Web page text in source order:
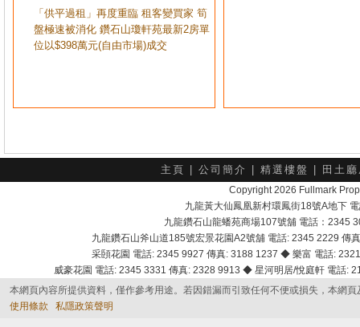
「供平過租」再度重臨 租客變買家 筍
盤極速被消化 鑽石山瓊軒苑最新2房單
位以$398萬元(自由市場)成交
主頁 公司簡介 精選樓盤 田土
Copyright 2026 Fullmark
九龍黃大仙鳳凰新村環鳳街18號A地下
九龍鑽石山龍蟠苑商場107號舖 電話：2345
九龍鑽石山斧山道185號宏景花園A2號舖 電話: 2345 2229
采頣花園 電話: 2345 9927 傳真: 3188 1237 ◆ 樂富 電話:
威豪花園 電話: 2345 3331 傳真: 2328 9913 ◆ 星河明居/悅庭軒 電話
本網頁內容所提供資料，僅作參考用途。若因錯漏而引致任何不便或損失，本網
使用條款
私隱政策聲明